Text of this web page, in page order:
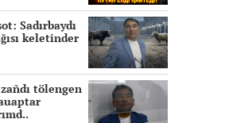
Sadırbaydı
keletinder
tölengen